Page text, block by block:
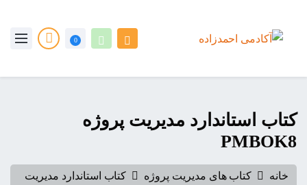
0
کتاب استاندارد مدیریت پروژه
PMBOK8
خانه کتاب های مدیریت پروژه
کتاب استاندارد مدیریت